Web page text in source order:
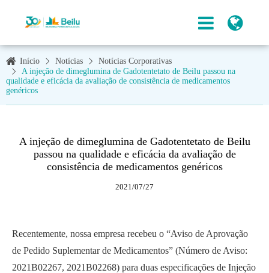
Início Notícias
Notícias Corporativas
A injeção de dimeglumina de Gadotentetato de Beilu passou na
qualidade e eficácia da avaliação de consistência de medicamentos
genéricos
A injeção de dimeglumina de Gadotentetato de Beilu
passou na qualidade e eficácia da avaliação de
consistência de medicamentos genéricos
2021/07/27
Recentemente, nossa empresa recebeu o “Aviso de Aprovação
de Pedido Suplementar de Medicamentos” (Número de Aviso:
2021B02267, 2021B02268) para duas especificações de Injeção